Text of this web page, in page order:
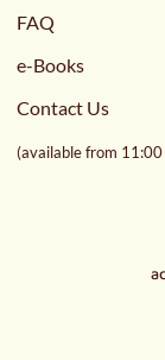
FAQ
e-Books
Contact Us
(available from